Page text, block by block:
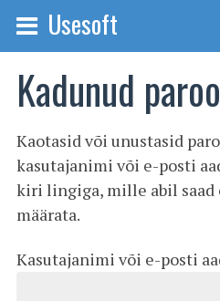
Usesoft
Kadunud
Kaotasid või unustasid
kasutajanimi või e-posti
kiri lingiga, mille abil saad
määrata.
Kasutajanimi või e-posti